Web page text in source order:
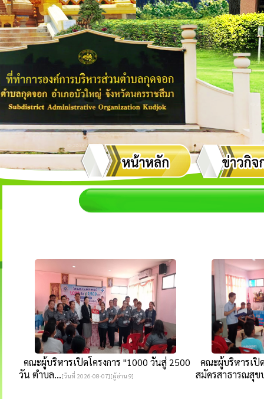
คณะผู้บริหารเปิดโครงการ "1000 วันสู่ 2500
วัน ตำบล...[วันที่ 2026-08-07][ผู้อ่าน 9]
คณะผู้บริหารเปิ
สมัครสาธารณสุข